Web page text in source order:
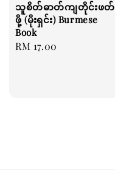
သူစိတ်ဓာတ်ကျတိုင်းဖတ်
ဖို့ (မိုးရှင်း) Burmese
Book
Regular
RM 17.00